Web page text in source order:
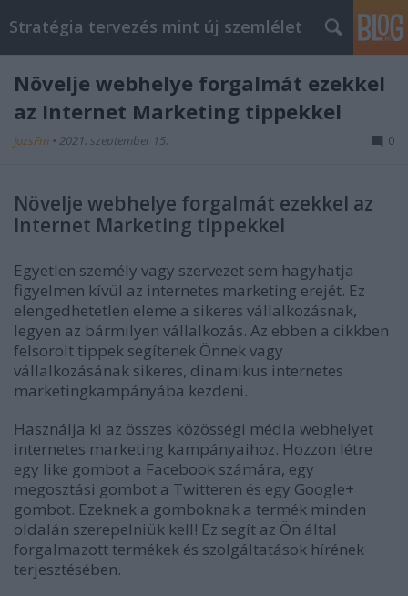
Stratégia tervezés mint új szemlélet
Növelje webhelye forgalmát ezekkel
az Internet Marketing tippekkel
JozsFm • 2021. szeptember 15. 0
Növelje webhelye forgalmát ezekkel az
Internet Marketing tippekkel
Egyetlen személy vagy szervezet sem hagyhatja
figyelmen kívül az internetes marketing erejét. Ez
elengedhetetlen eleme a sikeres vállalkozásnak,
legyen az bármilyen vállalkozás. Az ebben a cikkben
felsorolt ​​tippek segítenek Önnek vagy
vállalkozásának sikeres, dinamikus internetes
marketingkampányába kezdeni.
Használja ki az összes közösségi média webhelyet
internetes marketing kampányaihoz. Hozzon létre
egy like gombot a Facebook számára, egy
megosztási gombot a Twitteren és egy Google+
gombot. Ezeknek a gomboknak a termék minden
oldalán szerepelniük kell! Ez segít az Ön által
forgalmazott termékek és szolgáltatások hírének
terjesztésében.